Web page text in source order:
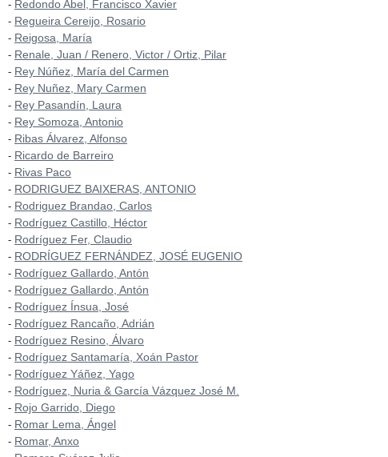
- Redondo Abel, Francisco Xavier
- Regueira Cereijo, Rosario
- Reigosa, María
- Renale, Juan / Renero, Victor / Ortiz, Pilar
- Rey Núñez, María del Carmen
- Rey Nuñez, Mary Carmen
- Rey Pasandín, Laura
- Rey Somoza, Antonio
- Ribas Álvarez, Alfonso
- Ricardo de Barreiro
- Rivas Paco
- RODRIGUEZ BAIXERAS, ANTONIO
- Rodriguez Brandao, Carlos
- Rodríguez Castillo, Héctor
- Rodríguez Fer, Claudio
- RODRÍGUEZ FERNÁNDEZ, JOSÉ EUGENIO
- Rodríguez Gallardo, Antón
- Rodríguez Gallardo, Antón
- Rodríguez Ínsua, José
- Rodríguez Rancaño, Adrián
- Rodríguez Resino, Álvaro
- Rodríguez Santamaría, Xoán Pastor
- Rodríguez Yáñez, Yago
- Rodríguez, Nuria & García Vázquez José M.
- Rojo Garrido, Diego
- Romar Lema, Ángel
- Romar, Anxo